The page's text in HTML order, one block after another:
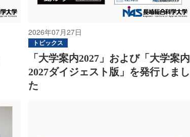
2026年07月27日
トピックス
「大学案内2027」および「大学案内
2027ダイジェスト版」を発行しまし
た